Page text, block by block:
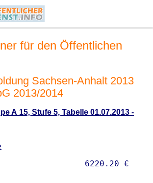
für den Öffentlichen
Sachsen-Anhalt 2013
2013/2014
A 15, Stufe 5, Tabelle 01.07.2013 -